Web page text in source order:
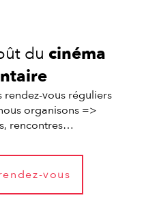
du cinéma
rendez-vous réguliers
organisons =>
rencontres…
vous